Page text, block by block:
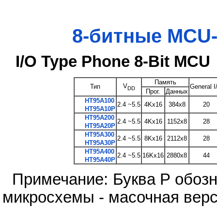
8-битные
I/O Type Phone 8-Bit MCU
Тип VDD
Память
General
Прог.
Данных
HT95A100
HT95A10P
2.4 ~5.5 4Kx16 384x8
20
HT95A200
HT95A20P
2.4 ~5.5 4Kx16 1152x8
28
HT95A300
HT95A30P
2.4 ~5.5 8Kx16 2112x8
28
HT95A400
HT95A40P
2.4 ~5.5 16Kx16 2880x8 44
Примечание: Буква P
микросхемы - масочная